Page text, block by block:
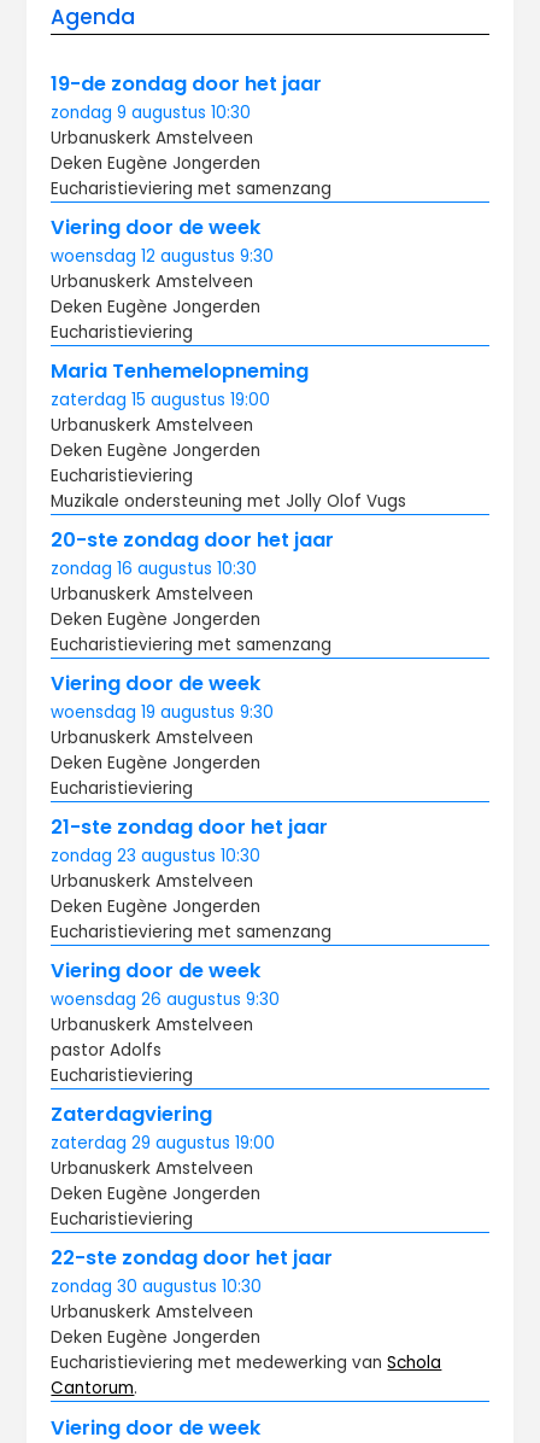
Agenda
19-de zondag door het jaar
zondag 9 augustus10:30
Urbanuskerk Amstelveen
Deken Eugène Jongerden
Eucharistieviering met samenzang
Viering door de week
woensdag 12 augustus9:30
Urbanuskerk Amstelveen
Deken Eugène Jongerden
Eucharistieviering
Maria Tenhemelopneming
zaterdag 15 augustus19:00
Urbanuskerk Amstelveen
Deken Eugène Jongerden
Eucharistieviering
Muzikale ondersteuning met Jolly Olof Vugs
20-ste zondag door het jaar
zondag 16 augustus10:30
Urbanuskerk Amstelveen
Deken Eugène Jongerden
Eucharistieviering met samenzang
Viering door de week
woensdag 19 augustus9:30
Urbanuskerk Amstelveen
Deken Eugène Jongerden
Eucharistieviering
21-ste zondag door het jaar
zondag 23 augustus10:30
Urbanuskerk Amstelveen
Deken Eugène Jongerden
Eucharistieviering met samenzang
Viering door de week
woensdag 26 augustus9:30
Urbanuskerk Amstelveen
pastor Adolfs
Eucharistieviering
Zaterdagviering
zaterdag 29 augustus19:00
Urbanuskerk Amstelveen
Deken Eugène Jongerden
Eucharistieviering
22-ste zondag door het jaar
zondag 30 augustus10:30
Urbanuskerk Amstelveen
Deken Eugène Jongerden
Eucharistieviering met medewerking vanSchola
Cantorum.
Viering door de week